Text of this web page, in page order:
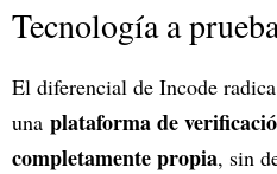
Tecnología a
El diferencial de Incode
una plataforma de
completamente propia, sin